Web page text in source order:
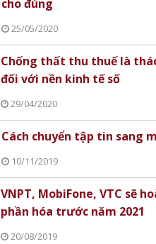
cho đúng
25/05/2020
Chống thất thu thuế là
đối với nền kinh tế số
29/04/2020
Cách chuyển tập tin sang
10/11/2019
VNPT, MobiFone, VTC sẽ
phần hóa trước năm 2021
20/08/2019